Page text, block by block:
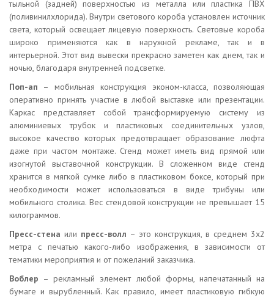
тыльной (задней) поверхностью из металла или пластика ПВХ
(поливинилхлорида). Внутри светового короба установлен источник
света, который освещает лицевую поверхность. Световые короба
широко применяются как в наружной рекламе, так и в
интерьерной. Этот вид вывески прекрасно заметен как днем, так и
ночью, благодаря внутренней подсветке.
Поп-ап – мобильная конструкция эконом-класса, позволяющая
оперативно принять участие в любой выставке или презентации.
Каркас представляет собой трансформируемую систему из
алюминиевых трубок и пластиковых соединительных узлов,
высокое качество которых предотвращает образование люфта
даже при частом монтаже. Стенд может иметь вид прямой или
изогнутой выставочной конструкции. В сложенном виде стенд
хранится в мягкой сумке либо в пластиковом боксе, который при
необходимости может использоваться в виде трибуны или
мобильного столика. Вес стендовой конструкции не превышает 15
килограммов.
Пресс-стена или пресс-волл – это конструкция, в среднем 3х2
метра с печатью какого-либо изображения, в зависимости от
тематики мероприятия и от пожеланий заказчика.
Воблер – рекламный элемент любой формы, напечатанный на
бумаге и вырубленный. Как правило, имеет пластиковую гибкую